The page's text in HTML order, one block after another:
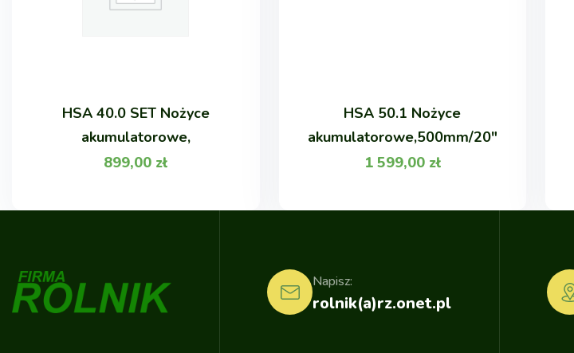
HSA 40.0 SET Nożyce
akumulatorowe,
899,00 zł
HSA 50.1 Nożyce
akumulatorowe,500mm/20"
1 599,00 zł
rolnik(a)rz.onet.pl
Napisz: